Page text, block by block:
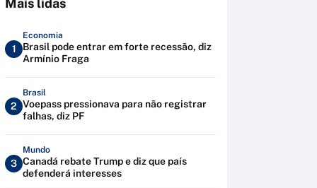
Mais lidas
1
Economia
Brasil pode entrar em forte recessão, diz
Armínio Fraga
2
Brasil
Voepass pressionava para não registrar
falhas, diz PF
3
Mundo
Canadá rebate Trump e diz que país
defenderá interesses